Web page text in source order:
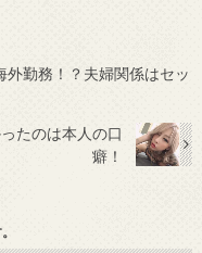
勤務！？夫婦関係はセッ
たのは本人の口
癖！